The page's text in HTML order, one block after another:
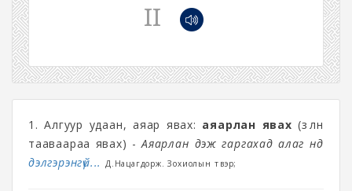
II
1. Алгуур удаан, аяар явах: аяарлан явах (зөөлөн
тааваараа явах) -Аяарлан үдэж гаргахад алаг нүд
дэлгэрэнгүй... Д.Нацагдорж. Зохиолын түүвэр;